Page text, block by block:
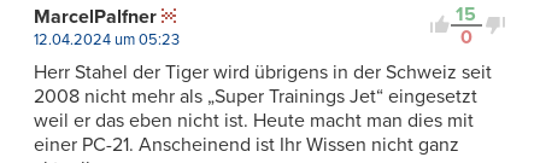
15
0
MarcelPalfner
12.04.2024 um 05:23
Herr Stahel der Tiger wird übrigens in der Schweiz seit
2008 nicht mehr als „Super Trainings Jet“ eingesetzt
weil er das eben nicht ist. Heute macht man dies mit
einer PC-21. Anscheinend ist Ihr Wissen nicht ganz